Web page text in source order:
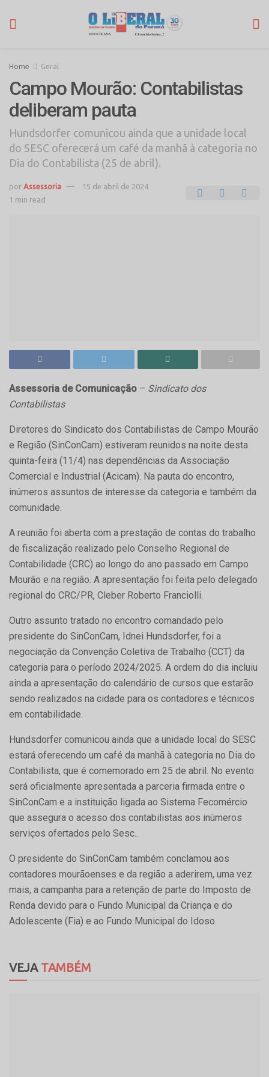
Home Geral
Campo Mourão: Contabilistas
deliberam pauta
Hundsdorfer comunicou ainda que a unidade local
do SESC oferecerá um café da manhã à categoria no
Dia do Contabilista (25 de abril).
por Assessoria
15 de abril de 2024
1 min read
Assessoria de Comunicação – Sindicato dos
Contabilistas
Diretores do Sindicato dos Contabilistas de Campo Mourão
e Região (SinConCam) estiveram reunidos na noite desta
quinta-feira (11/4) nas dependências da Associação
Comercial e Industrial (Acicam). Na pauta do encontro,
inúmeros assuntos de interesse da categoria e também da
comunidade.
A reunião foi aberta com a prestação de contas do trabalho
de fiscalização realizado pelo Conselho Regional de
Contabilidade (CRC) ao longo do ano passado em Campo
Mourão e na região. A apresentação foi feita pelo delegado
regional do CRC/PR, Cleber Roberto Franciolli.
Outro assunto tratado no encontro comandado pelo
presidente do SinConCam, Idnei Hundsdorfer, foi a
negociação da Convenção Coletiva de Trabalho (CCT) da
categoria para o período 2024/2025. A ordem do dia incluiu
ainda a apresentação do calendário de cursos que estarão
sendo realizados na cidade para os contadores e técnicos
em contabilidade.
Hundsdorfer comunicou ainda que a unidade local do SESC
estará oferecendo um café da manhã à categoria no Dia do
Contabilista, que é comemorado em 25 de abril. No evento
será oficialmente apresentada a parceria firmada entre o
SinConCam e a instituição ligada ao Sistema Fecomércio
que assegura o acesso dos contabilistas aos inúmeros
serviços ofertados pelo Sesc..
O presidente do SinConCam também conclamou aos
contadores mourãoenses e da região a aderirem, uma vez
mais, a campanha para a retenção de parte do Imposto de
Renda devido para o Fundo Municipal da Criança e do
Adolescente (Fia) e ao Fundo Municipal do Idoso.
VEJATAMBÉM